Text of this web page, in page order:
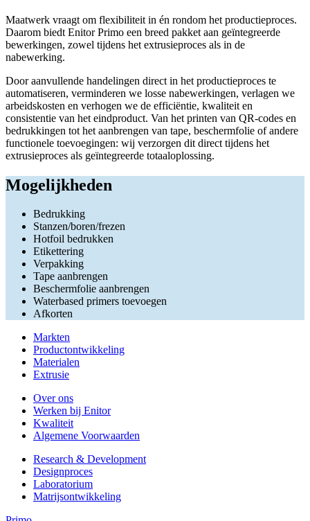
Maatwerk vraagt om flexibiliteit in én rondom het productieproces.
Daarom biedt Enitor Primo een breed pakket aan geïntegreerde
bewerkingen, zowel tijdens het extrusieproces als in de
nabewerking.
Door aanvullende handelingen direct in het productieproces te
automatiseren, verminderen we losse nabewerkingen, verlagen we
arbeidskosten en verhogen we de efficiëntie, kwaliteit en
consistentie van het eindproduct. Van het printen van QR-codes en
bedrukkingen tot het aanbrengen van tape, beschermfolie of andere
functionele toevoegingen: wij verzorgen dit direct tijdens het
extrusieproces als geïntegreerde totaaloplossing.
Mogelijkheden
Bedrukking
Stanzen/boren/frezen
Hotfoil bedrukken
Etikettering
Verpakking
Tape aanbrengen
Beschermfolie aanbrengen
Waterbased primers toevoegen
Afkorten
Markten
Productontwikkeling
Materialen
Extrusie
Over ons
Werken bij Enitor
Kwaliteit
Algemene Voorwaarden
Research & Development
Designproces
Laboratorium
Matrijsontwikkeling